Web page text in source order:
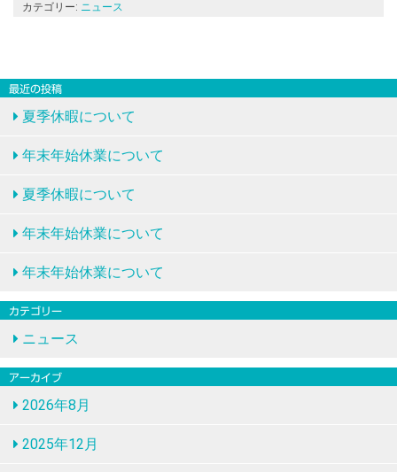
カテゴリー: ニュース
最近の投稿
夏季休暇について
年末年始休業について
夏季休暇について
年末年始休業について
年末年始休業について
カテゴリー
ニュース
アーカイブ
2026年8月
2025年12月